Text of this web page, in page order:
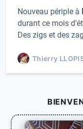
Nouveau périple à
durant ce mois
Des zigs et des
Thierry